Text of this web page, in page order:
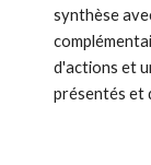
synthèse
d'actions et
présentés et